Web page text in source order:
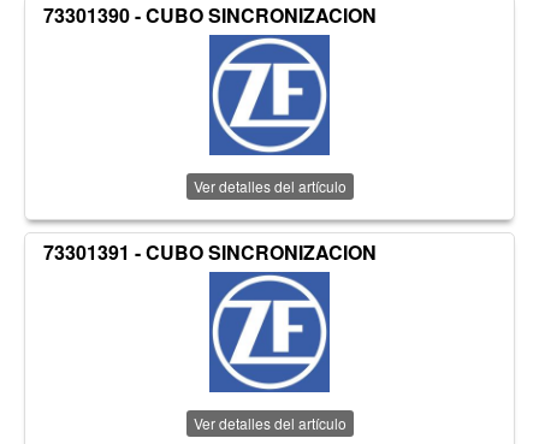
73301390 - CUBO SINCRONIZACION
Ver detalles del artículo
73301391 - CUBO SINCRONIZACION
Ver detalles del artículo